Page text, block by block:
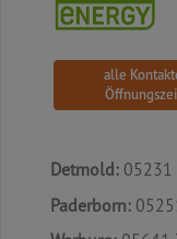
alle
Detmold: 05231
Paderborn: